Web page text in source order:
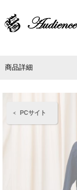
PCサイト
商品詳細